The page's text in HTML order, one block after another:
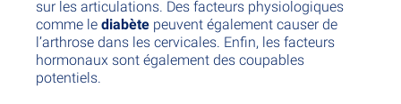
sur les articulations. Des facteurs physiologiques
comme le diabète peuvent également causer de
l’arthrose dans les cervicales. Enfin, les facteurs
hormonaux sont également des coupables
potentiels.